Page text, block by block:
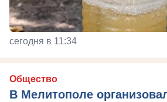
сегодня в 11:34
Общество
В Мелитополе